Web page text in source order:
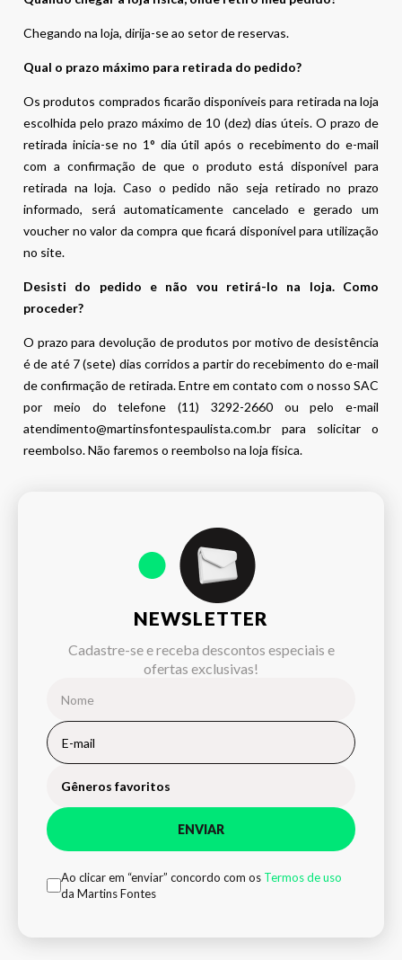
Chegando na loja, dirija-se ao setor de reservas.
Qual o prazo máximo para retirada do pedido?
Os produtos comprados ficarão disponíveis para retirada na loja
escolhida pelo prazo máximo de 10 (dez) dias úteis. O prazo de
retirada inicia-se no 1° dia útil após o recebimento do e-mail
com a confirmação de que o produto está disponível para
retirada na loja. Caso o pedido não seja retirado no prazo
informado, será automaticamente cancelado e gerado um
voucher no valor da compra que ficará disponível para utilização
no site.
Desisti do pedido e não vou retirá-lo na loja. Como
proceder?
O prazo para devolução de produtos por motivo de desistência
é de até 7 (sete) dias corridos a partir do recebimento do e-mail
de confirmação de retirada. Entre em contato com o nosso SAC
por meio do telefone (11) 3292-2660 ou pelo e-mail
atendimento@martinsfontespaulista.com.br para solicitar o
reembolso. Não faremos o reembolso na loja física.
NEWSLETTER
Cadastre-se e receba descontos especiais e
ofertas exclusivas!
Gêneros favoritos
ENVIAR
Ao clicar em “enviar” concordo com os Termos de uso
da Martins Fontes